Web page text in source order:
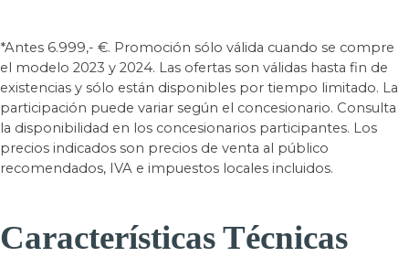
*Antes 6.999,- €. Promoción sólo válida cuando se compre
el modelo 2023 y 2024. Las ofertas son válidas hasta fin de
existencias y sólo están disponibles por tiempo limitado. La
participación puede variar según el concesionario. Consulta
la disponibilidad en los concesionarios participantes. Los
precios indicados son precios de venta al público
recomendados, IVA e impuestos locales incluidos.
Características Técnicas